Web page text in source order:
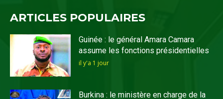
ARTICLES POPULAIRES
Guinée : le général Amara Camara
assume les fonctions présidentielles
il y'a 1 jour
Burkina : le ministère en charge de la